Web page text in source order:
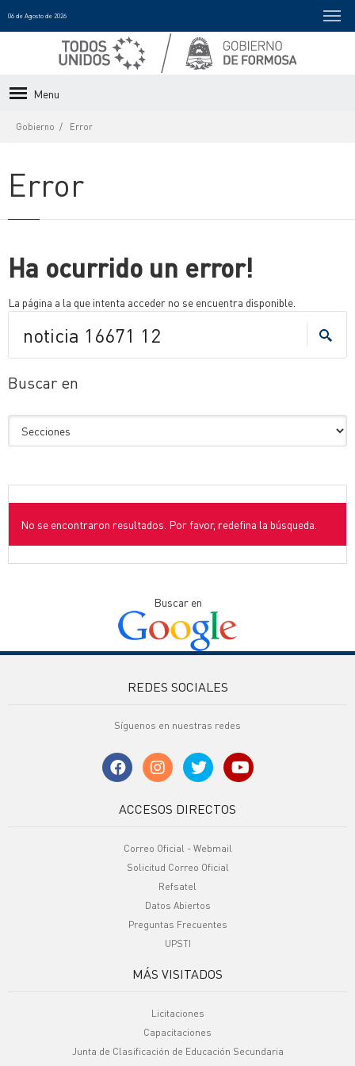
06 de Agosto de 2026
Menu
Gobierno Error
Error
Ha ocurrido un error!
La página a la que intenta acceder no se encuentra disponible.
Buscar en
No se encontraron resultados. Por favor, redefina la búsqueda.
Buscar en
REDES SOCIALES
Síguenos en nuestras redes
ACCESOS DIRECTOS
Correo Oficial - Webmail
Solicitud Correo Oficial
Refsatel
Datos Abiertos
Preguntas Frecuentes
UPSTI
MÁS VISITADOS
Licitaciones
Capacitaciones
Junta de Clasificación de Educación Secundaria